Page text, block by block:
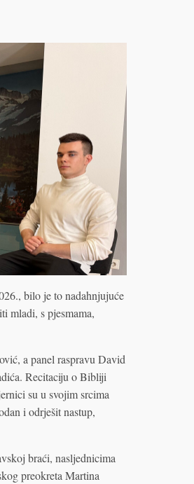
bilo je to nadahnjujuće
mladi, s pjesmama,
a panel raspravu David
Recitaciju o Bibliji
su u svojim srcima
i odrješit nastup,
braći, nasljednicima
preokreta Martina